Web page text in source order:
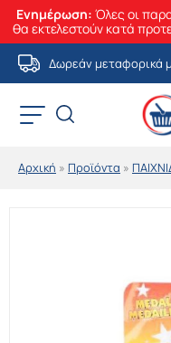
Ενημέρωση: Όλες οι
θα εκτελεστούν κατά
Μετάβαση
στο
περιεχόμενο
Δωρεάν μεταφορικά
Αρχική » Προϊόντα »